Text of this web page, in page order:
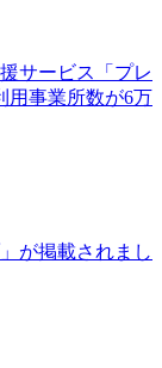
サービス「プレ
用事業所数が6万
が掲載されまし